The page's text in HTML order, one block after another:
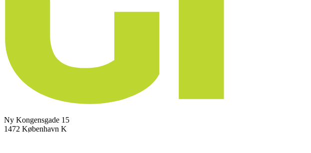
Ny Kongensgade 15
1472 København K